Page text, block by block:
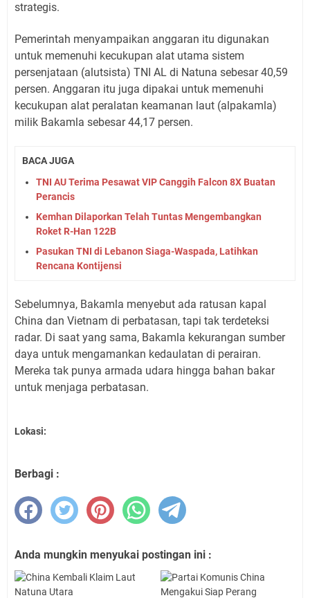
strategis.
Pemerintah menyampaikan anggaran itu digunakan
untuk memenuhi kecukupan alat utama sistem
persenjataan (alutsista) TNI AL di Natuna sebesar 40,59
persen. Anggaran itu juga dipakai untuk memenuhi
kecukupan alat peralatan keamanan laut (alpakamla)
milik Bakamla sebesar 44,17 persen.
BACA JUGA
TNI AU Terima Pesawat VIP Canggih Falcon 8X Buatan
Perancis
Kemhan Dilaporkan Telah Tuntas Mengembangkan
Roket R-Han 122B
Pasukan TNI di Lebanon Siaga-Waspada, Latihkan
Rencana Kontijensi
Sebelumnya, Bakamla menyebut ada ratusan kapal
China dan Vietnam di perbatasan, tapi tak terdeteksi
radar. Di saat yang sama, Bakamla kekurangan sumber
daya untuk mengamankan kedaulatan di perairan.
Mereka tak punya armada udara hingga bahan bakar
untuk menjaga perbatasan.
Lokasi:
Berbagi :
Anda mungkin menyukai postingan ini :